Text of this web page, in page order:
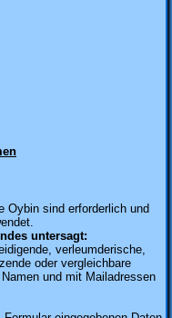
Oybin sind erforderlich und
untersagt:
verleumderische,
oder vergleichbare
und mit Mailadressen